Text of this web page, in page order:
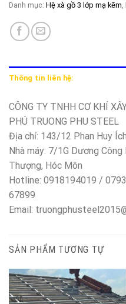
Danh mục: Hệ xà gồ 3 lớp mạ kẽm,
Thông tin liên hệ:
CÔNG TY TNHH CƠ KHÍ
PHÚ TRUONG PHU STEEL
Địa chỉ: 143/12 Phan Huy
Nhà máy: 7/1G Dương Công
Thượng, Hóc Môn
Hotline: 0918194019 /
67899
Email:
SẢN PHẨM TƯƠNG TỰ